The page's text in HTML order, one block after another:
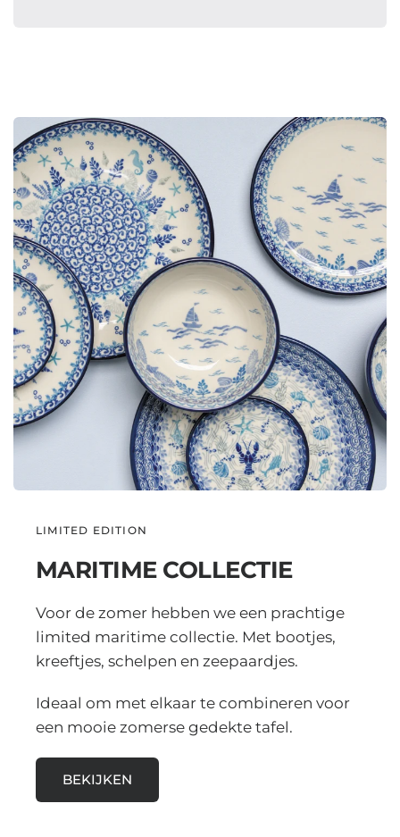
LIMITED EDITION
MARITIME COLLECTIE
Voor de zomer hebben we een prachtige
limited maritime collectie. Met bootjes,
kreeftjes, schelpen en zeepaardjes.
Ideaal om met elkaar te combineren voor
een mooie zomerse gedekte tafel.
BEKIJKEN